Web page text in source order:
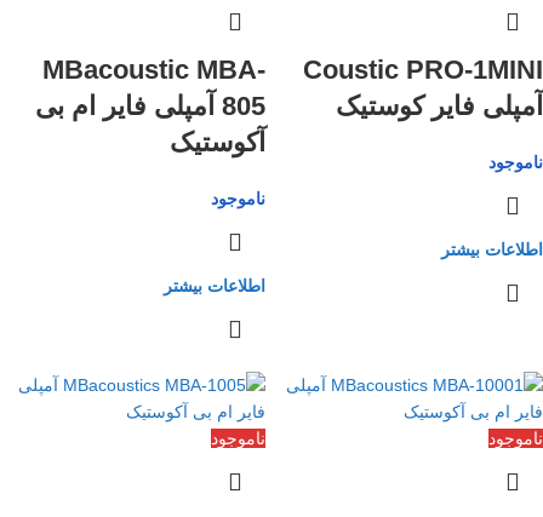
Coustic PRO-1MINI
آمپلی فایر کوستیک
ناموجود
اطلاعات بیشتر
MBacoustic MBA-
805 آمپلی فایر ام بی
آکوستیک
ناموجود
اطلاعات بیشتر
ناموجود ناموجود